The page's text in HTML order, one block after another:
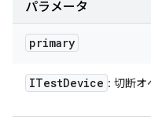
パラメータ
primary
ITestDevice : 切断オ